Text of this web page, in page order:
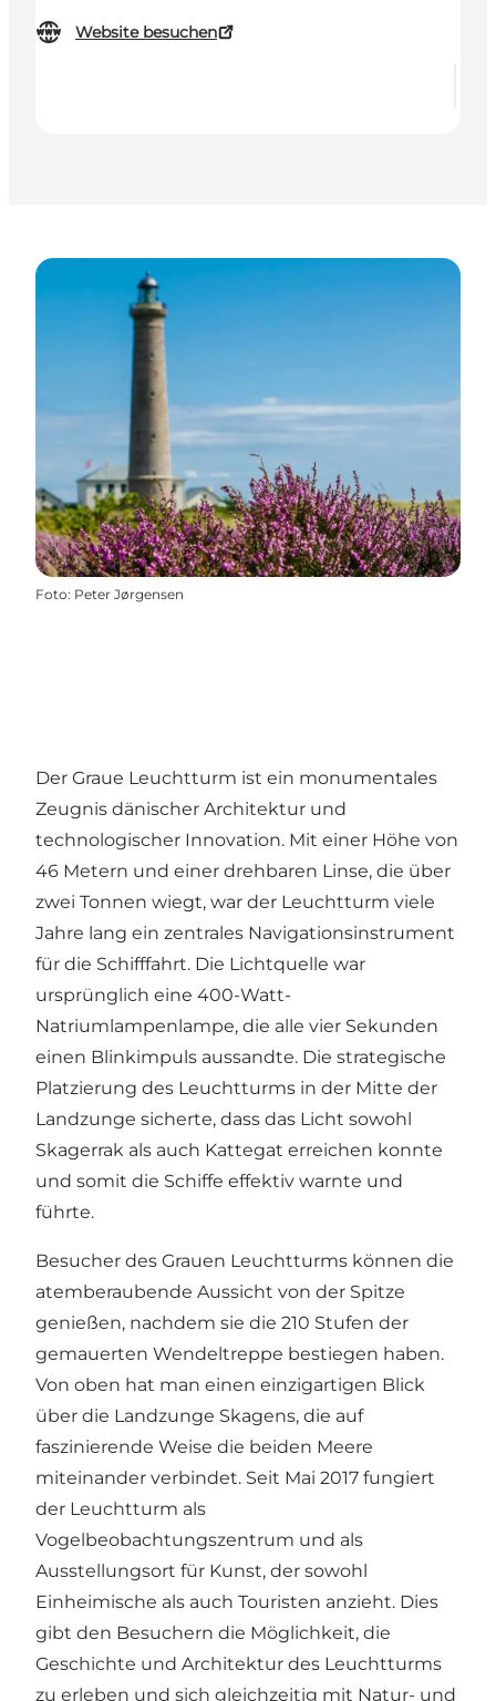
Website besuchen
Foto: Peter Jørgensen
Der Graue Leuchtturm ist ein monumentales
Zeugnis dänischer Architektur und
technologischer Innovation. Mit einer Höhe von
46 Metern und einer drehbaren Linse, die über
zwei Tonnen wiegt, war der Leuchtturm viele
Jahre lang ein zentrales Navigationsinstrument
für die Schifffahrt. Die Lichtquelle war
ursprünglich eine 400-Watt-
Natriumlampenlampe, die alle vier Sekunden
einen Blinkimpuls aussandte. Die strategische
Platzierung des Leuchtturms in der Mitte der
Landzunge sicherte, dass das Licht sowohl
Skagerrak als auch Kattegat erreichen konnte
und somit die Schiffe effektiv warnte und
führte.
Besucher des Grauen Leuchtturms können die
atemberaubende Aussicht von der Spitze
genießen, nachdem sie die 210 Stufen der
gemauerten Wendeltreppe bestiegen haben.
Von oben hat man einen einzigartigen Blick
über die Landzunge Skagens, die auf
faszinierende Weise die beiden Meere
miteinander verbindet. Seit Mai 2017 fungiert
der Leuchtturm als
Vogelbeobachtungszentrum und als
Ausstellungsort für Kunst, der sowohl
Einheimische als auch Touristen anzieht. Dies
gibt den Besuchern die Möglichkeit, die
Geschichte und Architektur des Leuchtturms
zu erleben und sich gleichzeitig mit Natur- und